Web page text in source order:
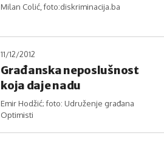
Milan Colić, foto:diskriminacija.ba
11/12/2012
Građanska neposlušnost
koja daje nadu
Emir Hodžić; foto: Udruženje građana
Optimisti